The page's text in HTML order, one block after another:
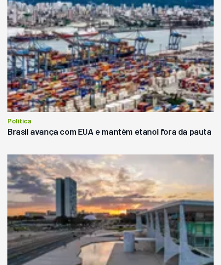
Política
Brasil avança com EUA e mantém etanol fora da pauta